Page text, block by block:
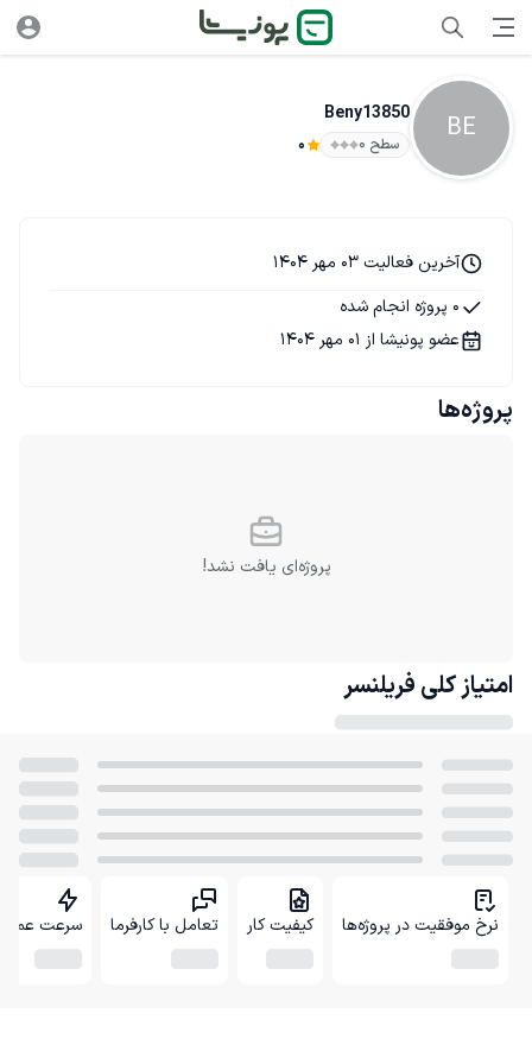
BE
Beny13850
سطح ۰ 0
آخرین فعالیت 03 مهر 1404
0 پروژه انجام شده
عضو پونیشا از 01 مهر 1404
پروژه‌ها
پروژه‌ای یافت نشد!
امتیاز کلی فریلنسر
نرخ موفقیت در پروژه‌ها کیفیت کار تعامل با کارفرما سرعت عمل